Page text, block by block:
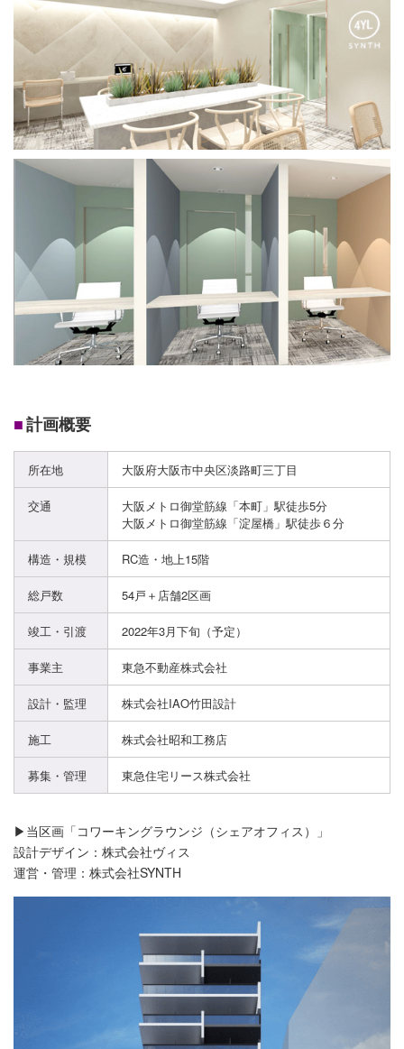
■計画概要
所在地 大阪府大阪市中央区淡路町三丁目
交通
大阪メトロ御堂筋線「本町」駅徒歩5分
大阪メトロ御堂筋線「淀屋橋」駅徒歩６分
構造・規模 RC造・地上15階
総戸数 54戸＋店舗2区画
竣工・引渡 2022年3月下旬（予定）
事業主 東急不動産株式会社
設計・監理 株式会社IAO竹田設計
施工 株式会社昭和工務店
募集・管理 東急住宅リース株式会社
▶当区画「コワーキングラウンジ（シェアオフィス）」
設計デザイン：株式会社ヴィス
運営・管理：株式会社SYNTH